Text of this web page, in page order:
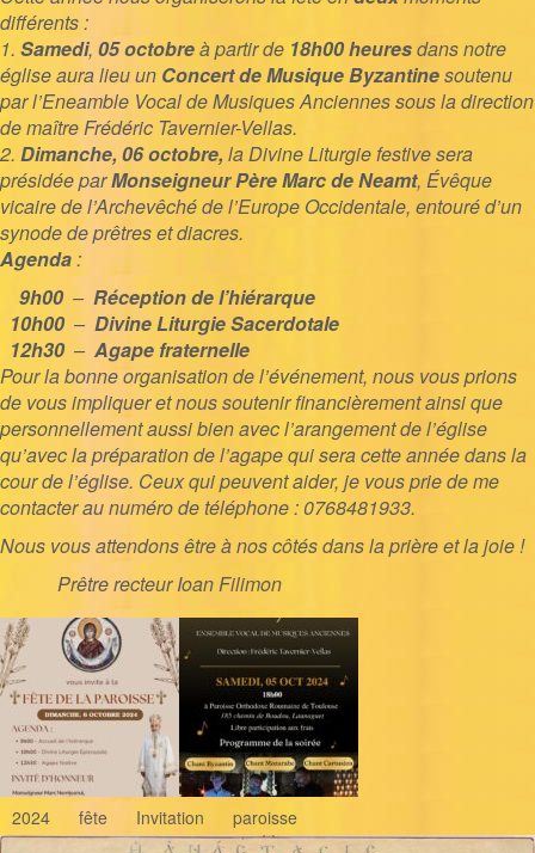
différents :
1. Samedi, 05 octobreà partir de 18h00 heuresdans notre
église aura lieu un Concert de Musique Byzantinesoutenu
par l’Eneamble Vocal de Musiques Anciennes sous la direction
de maître Frédéric Tavernier-Vellas.
2. Dimanche, 06octobre, la Divine Liturgie festive sera
présidée parMonseigneur Père Marc de Neamt, Évêque
vicaire de l’Archevêché de l’Europe Occidentale, entouré d’un
synode de prêtres et diacres.
Agenda:
9h00– Réception de l’hiérarque
10h00– Divine Liturgie Sacerdotale
12h30– Agape fraternelle
Pour la bonne organisation de l’événement, nous vous prions
de vous impliquer et nous soutenir financièrement ainsi que
personnellement aussi bien avec l’arangement de l’église
qu’avec la préparation de l’agape qui sera cette année dans la
cour de l’église. Ceux qui peuvent aider, je vous prie de me
contacter au numéro de téléphone : 0768481933.
Nous vous attendons être à nos côtés dans la prière et la joie !
Prêtre recteur Ioan Filimon
2024 fête Invitation paroisse